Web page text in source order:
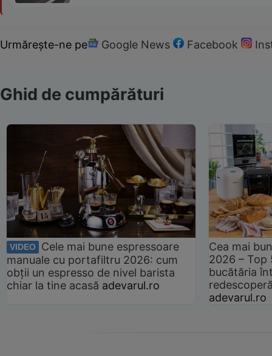
Urmărește-ne pe Google News Facebook
Ghid de cumpărături
VIDEO
Cele mai bune espressoare
manuale cu portafiltru 2026: cum
obții un espresso de nivel barista
chiar la tine acasă adevarul.ro
Cea mai
2026 –
bucătăria
adevarul.ro